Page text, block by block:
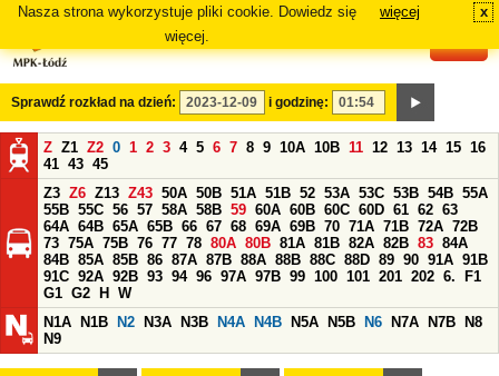
Nasza strona wykorzystuje pliki cookie. Dowiedz się
więcej.
więcej x
Sprawdź rozkład na dzień: i godzinę:
Z Z1 Z2 0 1 2 3 4 5 6 7 8 9 10A 10B 11 12 13 14 15 16
41 43 45
Z3 Z6 Z13 Z43 50A 50B 51A 51B 52 53A 53C 53B 54B 55A
55B 55C 56 57 58A 58B 59 60A 60B 60C 60D 61 62 63
64A 64B 65A 65B 66 67 68 69A 69B 70 71A 71B 72A 72B
73 75A 75B 76 77 78 80A 80B 81A 81B 82A 82B 83 84A
84B 85A 85B 86 87A 87B 88A 88B 88C 88D 89 90 91A 91B
91C 92A 92B 93 94 96 97A 97B 99 100 101 201 202 6.
F1
G1 G2 H
W
N1A
N1B N2 N3A N3B N4A N4B N5A N5B N6 N7A N7B
N8
N9